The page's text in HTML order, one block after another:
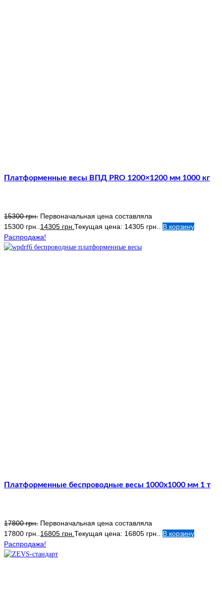
Платформенные весы ВПД PRO 1200×1200 мм 1000 кг
15300грн. Первоначальная цена составляла
15300 грн.. 14305 грн. Текущая цена: 14305 грн..
В корзину
Распродажа!
Платформенные беспроводные весы 1000х1000 мм 1 т
17800грн. Первоначальная цена составляла
17800 грн.. 16805 грн. Текущая цена: 16805 грн..
В корзину
Распродажа!